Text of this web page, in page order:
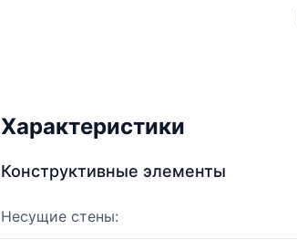
Характеристики
Конструктивные элементы
Несущие стены: